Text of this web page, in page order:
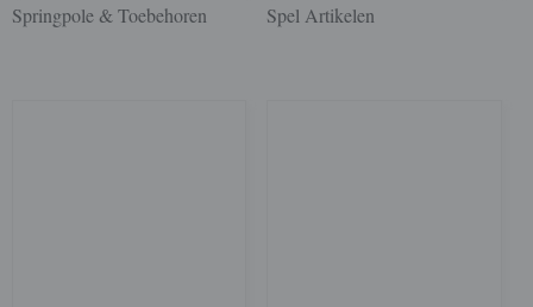
Springpole & Toebehoren Spel Artikelen